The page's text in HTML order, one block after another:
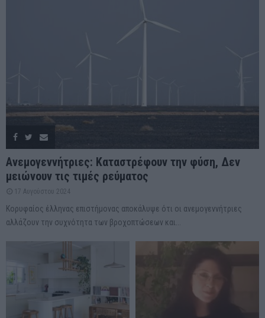
Ανεμογεννήτριες: Καταστρέφουν την φύση, Δεν
μειώνουν τις τιμές ρεύματος
17 Αυγούστου 2024
Κορυφαίος έλληνας επιστήμονας αποκάλυψε ότι οι ανεμογεννήτριες
αλλάζουν την συχνότητα των βροχοπτώσεων και...